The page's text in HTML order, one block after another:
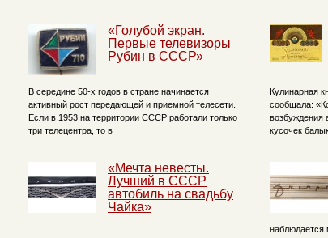
«Голубой экран.
Первые телевизоры
Рубин в СССР»
В середине 50-х годов в стране начинается
активный рост передающей и приемной телесети.
Если в 1953 на территории СССР работали только
три телецентра, то в
Кулинарная
сообщала:
возбуждения
кусочек
«Мечта невесты.
Лучший в СССР
автобиль на свадьбу
Чайка»